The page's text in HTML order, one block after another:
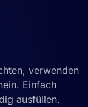
verwenden
Einfach
ausfüllen.